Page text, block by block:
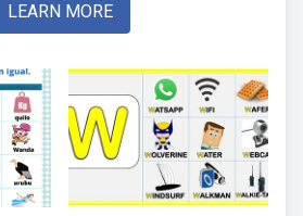
LEARN MORE